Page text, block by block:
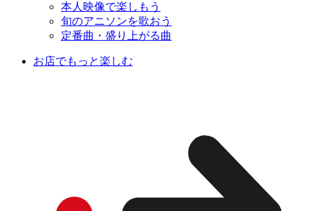
本人映像で楽しもう
旬のアニソンを歌おう
定番曲・盛り上がる曲
お店でもっと楽しむ